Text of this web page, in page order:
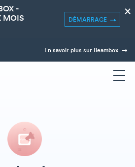
-
MOIS
DÉMARRAGE
×
En savoir plus sur Beambox